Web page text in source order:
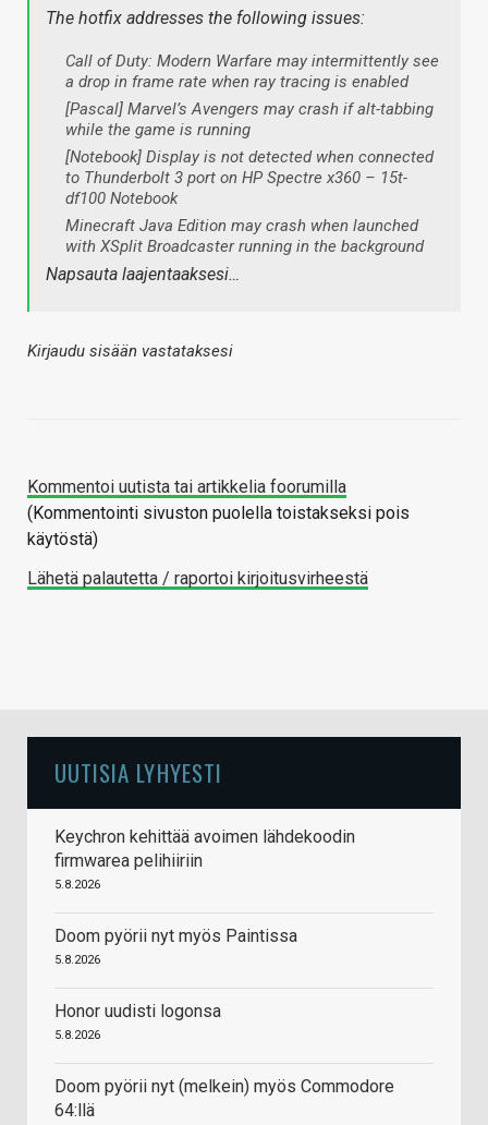
The hotfix addresses the following issues:
Call of Duty: Modern Warfare may intermittently see
a drop in frame rate when ray tracing is enabled
[Pascal] Marvel’s Avengers may crash if alt-tabbing
while the game is running
[Notebook] Display is not detected when connected
to Thunderbolt 3 port on HP Spectre x360 – 15t-
df100 Notebook
Minecraft Java Edition may crash when launched
with XSplit Broadcaster running in the background
Napsauta laajentaaksesi…
Kirjaudu sisään vastataksesi
Kommentoi uutista tai artikkelia foorumilla
(Kommentointi sivuston puolella toistakseksi pois
käytöstä)
Lähetä palautetta / raportoi kirjoitusvirheestä
UUTISIA LYHYESTI
Keychron kehittää avoimen lähdekoodin
firmwarea pelihiiriin
5.8.2026
Doom pyörii nyt myös Paintissa
5.8.2026
Honor uudisti logonsa
5.8.2026
Doom pyörii nyt (melkein) myös Commodore
64:llä